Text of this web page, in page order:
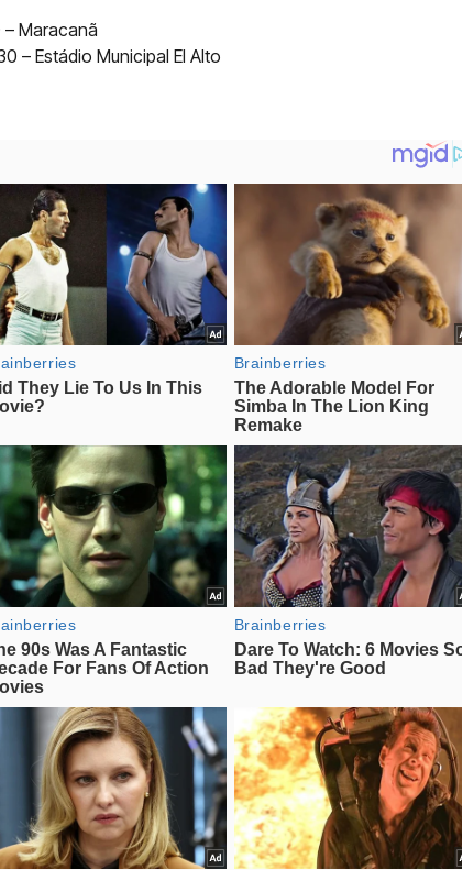
– Maracanã
– Estádio Municipal El Alto